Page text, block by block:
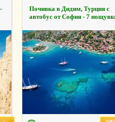
Почивка в Дидим, Турция с
автобус от София - 7